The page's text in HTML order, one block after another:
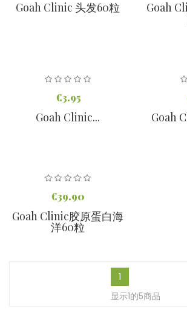
Goah Clinic 头发60粒 Goah
€3.95
Goah Clinic... Goah
€39.90
Goah Clinic胶原蛋白海
洋60粒
1
显示1的5商品